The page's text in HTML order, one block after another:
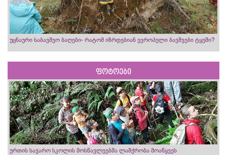
უცნაური საბავშვო ბაღები- რატომ იზრდებიან ევროპელი ბავშვები ტყეში?
ფოტოები
ურთის საჯარო სკოლის მოსწავლეებმა ლაშქრობა მოაწყვეს